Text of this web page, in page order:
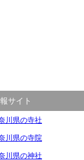
サイト
川県の寺社
川県の寺院
川県の神社